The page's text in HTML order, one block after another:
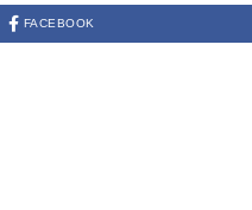
FACEBOOK